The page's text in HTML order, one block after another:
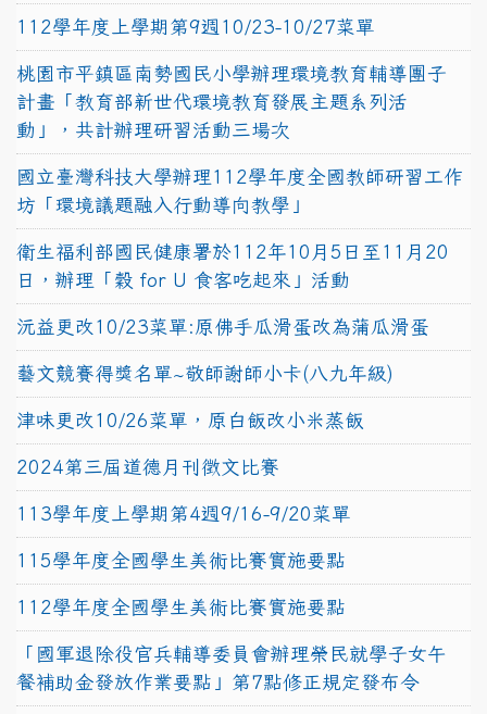
112學年度上學期第9週10/23-10/27菜單
桃園市平鎮區南勢國民小學辦理環境教育輔導團子
計畫「教育部新世代環境教育發展主題系列活
動」，共計辦理研習活動三場次
國立臺灣科技大學辦理112學年度全國教師研習工作
坊「環境議題融入行動導向教學」
衛生福利部國民健康署於112年10月5日至11月20
日，辦理「穀 for U 食客吃起來」活動
沅益更改10/23菜單:原佛手瓜滑蛋改為蒲瓜滑蛋
藝文競賽得獎名單~敬師謝師小卡(八九年級)
津味更改10/26菜單，原白飯改小米蒸飯
2024第三屆道德月刊徵文比賽
113學年度上學期第4週9/16-9/20菜單
115學年度全國學生美術比賽實施要點
112學年度全國學生美術比賽實施要點
「國軍退除役官兵輔導委員會辦理榮民就學子女午
餐補助金發放作業要點」第7點修正規定發布令